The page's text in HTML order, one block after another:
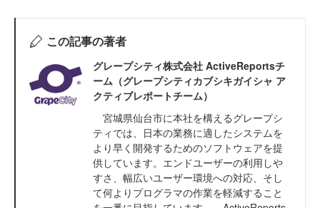
この記事の著者
グレープシティ株式会社 ActiveReportsチ
ーム（グレープシティカブシキガイシャ ア
クティブレポートチーム）
宮城県仙台市に本社を構えるグレープシ
ティでは、日本の業務に適したシステムを
より早く開発するためのソフトウェアを提
供しています。エンドユーザーの利用しや
すさ、幅広いユーザー環境への対応、そし
て何よりプログラマの作業を軽減すること